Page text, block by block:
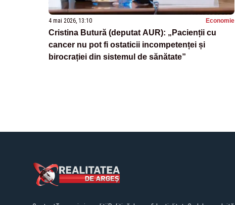
4 mai 2026, 13:10 Economie
Cristina Butură (deputat AUR): „Pacienții cu
cancer nu pot fi ostaticii incompetenței și
birocrației din sistemul de sănătate”